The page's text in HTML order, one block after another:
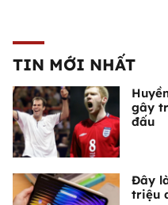
TIN MỚI NHẤT
gây
đấu
Đây
triệu